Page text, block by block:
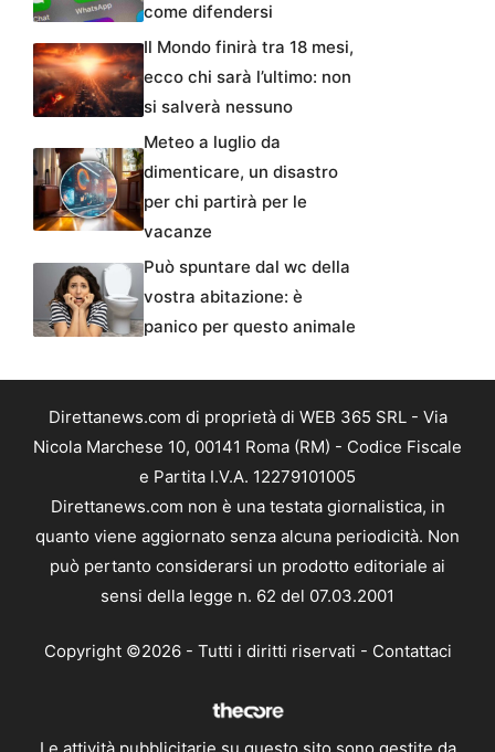
come difendersi
Il Mondo finirà tra 18 mesi,
ecco chi sarà l’ultimo: non
si salverà nessuno
Meteo a luglio da
dimenticare, un disastro
per chi partirà per le
vacanze
Può spuntare dal wc della
vostra abitazione: è
panico per questo animale
Direttanews.com di proprietà di WEB 365 SRL - Via
Nicola Marchese 10, 00141 Roma (RM) - Codice Fiscale
e Partita I.V.A. 12279101005
Direttanews.com non è una testata giornalistica, in
quanto viene aggiornato senza alcuna periodicità. Non
può pertanto considerarsi un prodotto editoriale ai
sensi della legge n. 62 del 07.03.2001
Copyright ©2026 - Tutti i diritti riservati - Contattaci